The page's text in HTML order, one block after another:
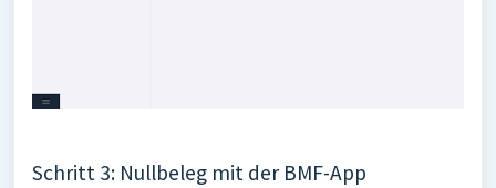
Schritt 3: Nullbeleg mit der BMF-App